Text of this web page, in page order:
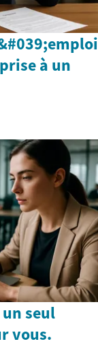
à un
seul
vous.